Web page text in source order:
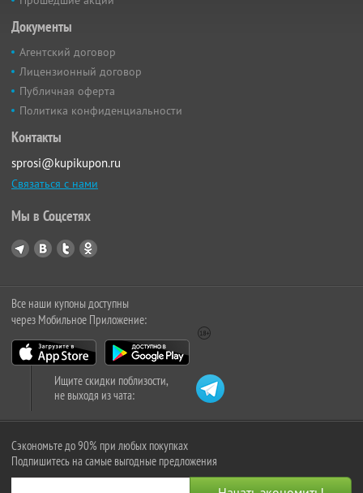
Документы
Агентский договор
Лицензионный договор
Публичная оферта
Политика конфиденциальности
Контакты
sprosi@kupikupon.ru
Связаться с нами
Мы в Соцсетях
Все наши купоны доступны
через Мобильное Приложение:
Ищите скидки поблизости,
не выходя из чата:
Сэкономьте до 90% при любых покупках
Подпишитесь на самые выгодные предложения